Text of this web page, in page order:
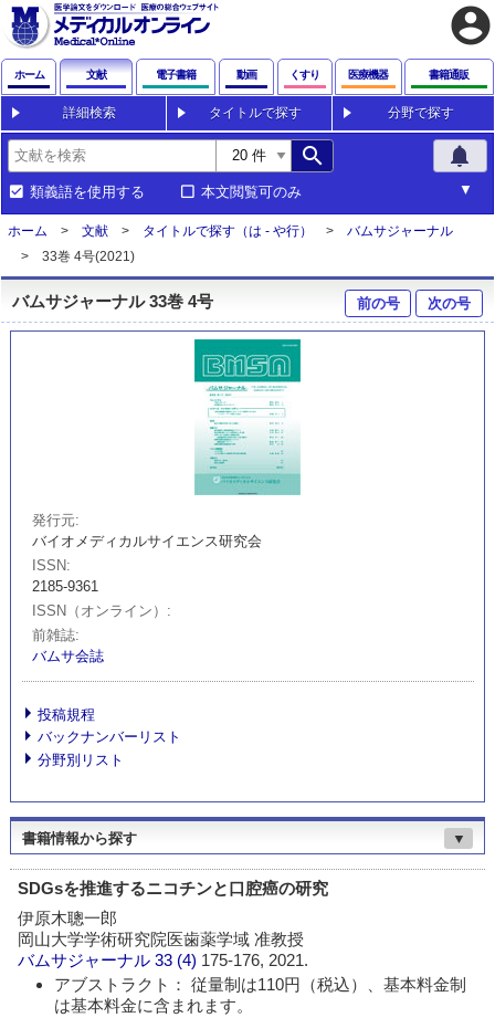
account_circle
ホーム 文献 電子書籍 動画 くすり 医療機器 書籍通販
詳細検索 タイトルで探す 分野で探す
search notifications
類義語を使用する 本文閲覧可のみ
ホーム 文献 タイトルで探す（は - や行）
バムサジャーナル
33巻 4号(2021)
バムサジャーナル 33巻 4号 前の号 次の号
発行元
バイオメディカルサイエンス研究会
ISSN
2185-9361
ISSN（オンライン）
前雑誌
バムサ会誌
投稿規程
バックナンバーリスト
分野別リスト
書籍情報から探す ▼
SDGsを推進するニコチンと口腔癌の研究
伊原木聰一郎
岡山大学学術研究院医歯薬学域 准教授
バムサジャーナル 33 (4) 175-176, 2021.
アブストラクト： 従量制は110円（税込）、基本料金制
は基本料金に含まれます。